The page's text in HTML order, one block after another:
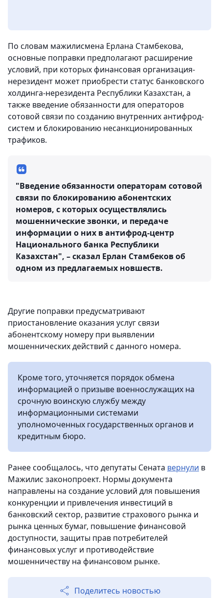
По словам мажилисмена Ерлана Стамбекова,
основные поправки предполагают расширение
условий, при которых финансовая организация-
нерезидент может приобрести статус банковского
холдинга-нерезидента Республики Казахстан, а
также введение обязанности для операторов
сотовой связи по созданию внутренних антифрод-
систем и блокированию несанкционированных
трафиков.
"Введение обязанности операторам сотовой
связи по блокированию абонентских
номеров, с которых осуществлялись
мошеннические звонки, и передаче
информации о них в антифрод-центр
Национального банка Республики
Казахстан", – сказал Ерлан Стамбеков об
одном из предлагаемых новшеств.
Другие поправки предусматривают
приостановление оказания услуг связи
абонентскому номеру при выявлении
мошеннических действий с данного номера.
Кроме того, уточняется порядок обмена
информацией о призыве военнослужащих на
срочную воинскую службу между
информационными системами
уполномоченных государственных органов и
кредитным бюро.
Ранее сообщалось, что депутаты Сената вернули в
Мажилис законопроект. Нормы документа
направлены на создание условий для повышения
конкуренции и привлечения инвестиций в
банковский сектор, развитие страхового рынка и
рынка ценных бумаг, повышение финансовой
доступности, защиты прав потребителей
финансовых услуг и противодействие
мошенничеству на финансовом рынке.
Поделитесь новостью